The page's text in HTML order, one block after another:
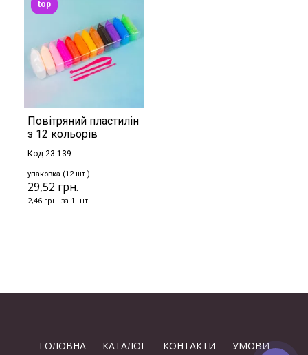
Повітряний пластилін
з 12 кольорів
Код 23-139
упаковка (12 шт.)
29,52 грн.
2,46 грн. за 1 шт.
top
ГОЛОВНА КАТАЛОГ КОНТАКТИ УМОВИ